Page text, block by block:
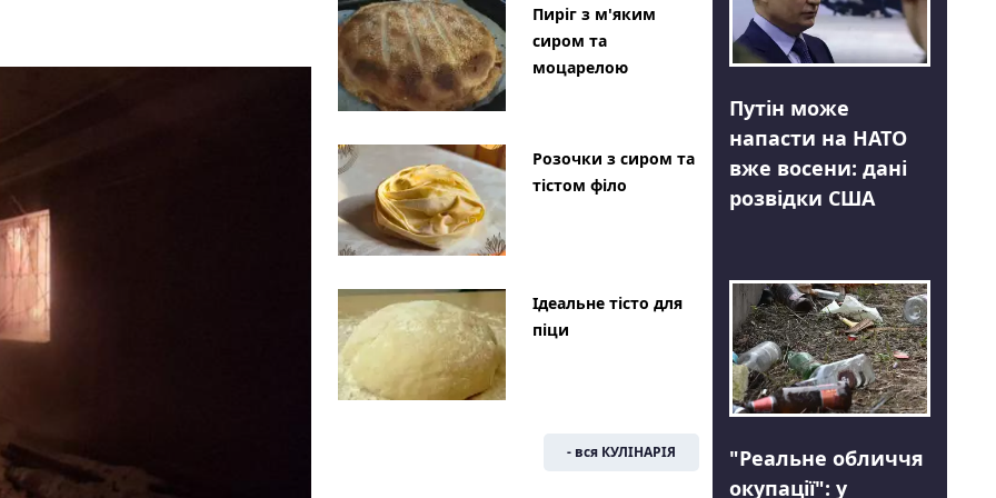
Пиріг з м'яким
сиром та
моцарелою
Розочки з сиром та
тістом філо
Ідеальне тісто для
піци
- вся КУЛІНАРІЯ
Путін може
напасти на НАТО
вже восени: дані
розвідки США
"Реальне обличчя
окупації": у